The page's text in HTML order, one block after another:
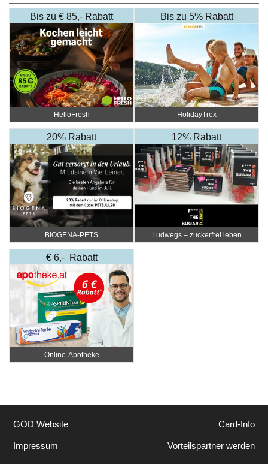
Bis zu € 85,- Rabatt
HelloFresh
Bis zu 5% Rabatt
HolidayTrex
20% Rabatt
BIOGENA-PETS
12% Rabatt
Ludwegs – zuckerfrei leben
€ 6,- Rabatt
Online‑Apotheke
GÖD Website
Impressum
Card-Info
Vorteilspartner werden